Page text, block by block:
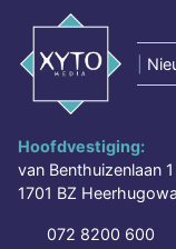
Hoofdvestiging:
van Benthuizenlaan 1
1701 BZ
072 8200 600